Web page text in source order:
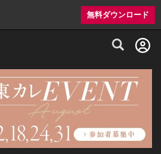
無料ダウンロード
グルメ情報・プレミアムレストラン予約